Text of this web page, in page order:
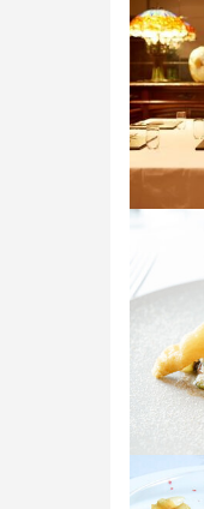
・美味し
お
少しで
ょう。ご
店名
フレン
勤務地
新潟県新
求
・美味し
お
少しで
ょう。
フレンチ